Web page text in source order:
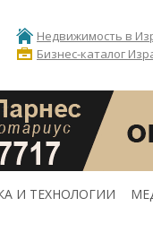
Недвижимость в
Бизнес-каталог
И ТЕХНОЛОГИИ